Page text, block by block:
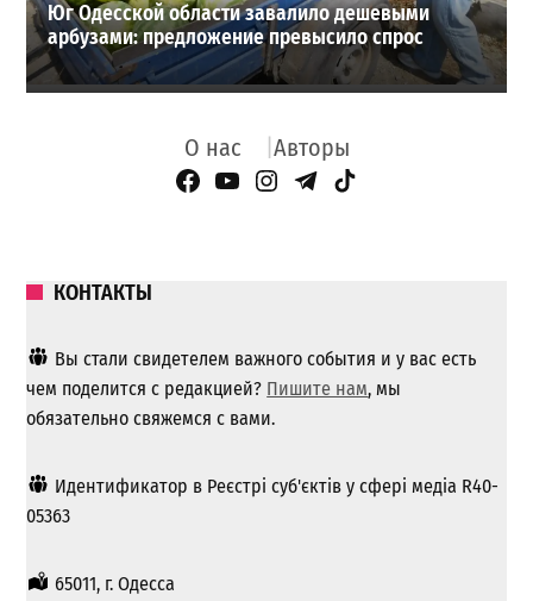
Юг Одесской области завалило дешевыми
арбузами: предложение превысило спрос
О нас Авторы
Facebook Page
YouTube
Instagram
Telegram
TikTok
КОНТАКТЫ
Вы стали свидетелем важного события и у вас есть
чем поделится с редакцией? Пишите нам, мы
обязательно свяжемся с вами.
Идентификатор в Реєстрі суб'єктів у сфері медіа R40-
05363
65011, г. Одесса